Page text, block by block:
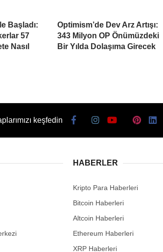
Başladı:
57
Nasıl
Optimism’de Dev Arz Artışı:
343 Milyon OP Önümüzdeki
Bir Yılda Dolaşıma Girecek
keşfedin
HABERLER
Kripto Para Haberleri
Bitcoin Haberleri
Altcoin Haberleri
Ethereum Haberleri
XRP Haberleri